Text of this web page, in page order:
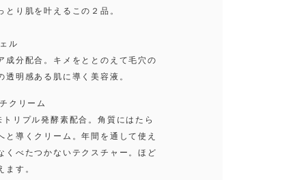
とり肌を叶えるこの２品。
ル
成分配合。キメをととのえて毛穴の
透明感ある肌に導く美容液。
クリーム
リプル発酵素配合。角質にはたら
と導くクリーム。年間を通して使え
くべたつかないテクスチャー。ほど
ます。